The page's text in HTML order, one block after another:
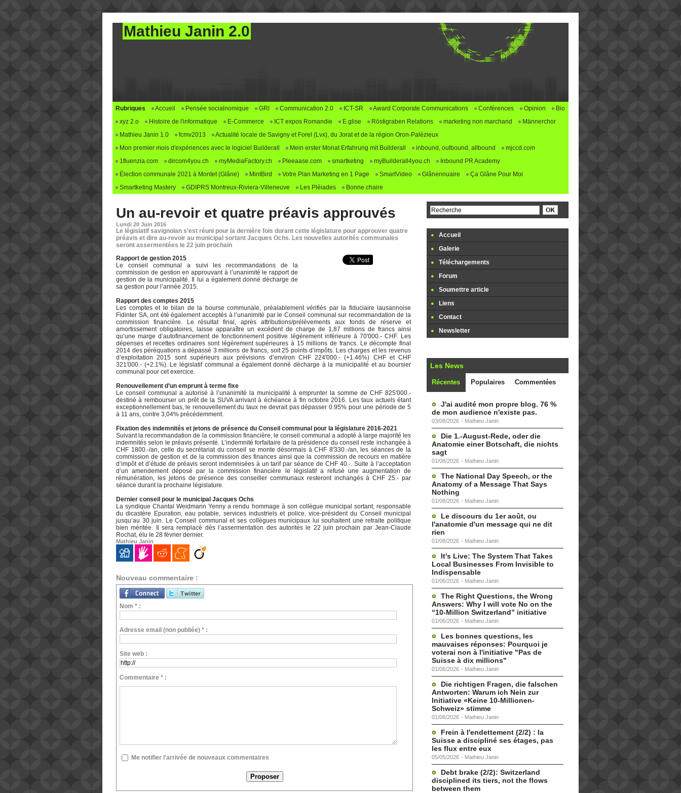
Mathieu Janin 2.0
Rubriques Accueil Pensée socialnomique GRI Communication 2.0 ICT-SR Award Corporate Communications Conférences Opinion
Bio
xyz 2.o
Histoire de l'informatique E-Commerce ICT expos Romandie E.glise Röstigraben Relations marketing non marchand
Männerchor
Mathieu Janin 1.0
fcmv2013
Actualité locale de Savigny et Forel (Lvx), du Jorat et de la région Oron-Palézieux
Mon premier mois d'expériences avec le logiciel Builderall
Mein erster Monat Erfahrung mit Builderall inbound, outbound, allbound
mjccd.com
1fluenzia.com
dircom4you.ch myMediaFactory.ch Pleeaase.com smartketing myBuilderall4you.ch
Inbound PR Academy
Élection communale 2021 à Montet (Glâne)
MintBird Votre Plan Marketing en 1 Page SmartVideo Glânennuaire
Ça Glâne Pour Moi
Smartketing Mastery
GDIPRS Montreux-Riviera-Villeneuve Les Pléiades Bonne chaire
Un au-revoir et quatre préavis approuvés
Lundi 20 Juin 2016
Le législatif savignolan s’est réuni pour la dernière fois durant cette législature pour approuver quatre
préavis et dire au-revoir au municipal sortant Jacques Ochs. Les nouvelles autorités communales
seront assermentées le 22 juin prochain
Rapport de gestion 2015
Le conseil communal a suivi les recommandations de la
commission de gestion en approuvant à l’unanimité le rapport de
gestion de la municipalité. Il lui a également donné décharge de
sa gestion pour l’année 2015.
Rapport des comptes 2015
Les comptes et le bilan de la bourse communale, préalablement vérifiés par la fiduciaire lausannoise
Fidinter SA, ont été également acceptés à l’unanimité par le Conseil communal sur recommandation de la
commission financière. Le résultat final, après attributions/prélèvements aux fonds de réserve et
amortissement obligatoires, laisse apparaître un excédent de charge de 1,87 millions de francs ainsi
qu’une marge d’autofinancement de fonctionnement positive légèrement inférieure à 70'000.- CHF. Les
dépenses et recettes ordinaires sont légèrement supérieures à 15 millions de francs. Le décompte final
2014 des péréquations a dépassé 3 millions de francs, soit 25 points d’impôts. Les charges et les revenus
d’exploitation 2015 sont supérieurs aux prévisions d’environ CHF 224'000.- (+1.46%) CHF et CHF
321'000.- (+2.1%). Le législatif communal a également donné décharge à la municipalité et au boursier
communal pour cet exercice.
Renouvellement d’un emprunt à terme fixe
Le conseil communal a autorisé à l’unanimité la municipalité à emprunter la somme de CHF 825'000.-
destiné à rembourser un prêt de la SUVA arrivant à échéance à fin octobre 2016. Les taux actuels étant
exceptionnellement bas, le renouvellement du taux ne devrait pas dépasser 0.95% pour une période de 5
à 11 ans, contre 3,04% précédemment.
Fixation des indemnités et jetons de présence du Conseil communal pour la législature 2016-2021
Suivant la recommandation de la commission financière, le conseil communal a adopté à large majorité les
indemnités selon le préavis présenté. L’indemnité forfaitaire de la présidence du conseil reste inchangée à
CHF 1800.-/an, celle du secrétariat du conseil se monte désormais à CHF 8'330.-/an, les séances de la
commission de gestion et de la commission des finances ainsi que la commission de recours en matière
d’impôt et d’étude de préavis seront indemnisées à un tarif par séance de CHF 40.-. Suite à l’acceptation
d’un amendement déposé par la commission financière le législatif a refusé une augmentation de
rémunération, les jetons de présence des conseiller communaux resteront inchangés à CHF 25.- par
séance durant la prochaine législature.
Dernier conseil pour le municipal Jacques Ochs
La syndique Chantal Weidmann Yenny a rendu hommage à son collègue municipal sortant, responsable
du dicastère Epuration, eau potable, services industriels et police, vice-président du Conseil municipal
jusqu’au 30 juin. Le Conseil communal et ses collègues municipaux lui souhaitent une retraite politique
bien méritée. Il sera remplacé dès l’assermentation des autorités le 22 juin prochain par Jean-Claude
Rochat, élu le 28 février dernier.
Mathieu Janin
Nouveau commentaire :
Nom * :
Adresse email (non publiée) * :
Site web :
Commentaire * :
Me notifier l'arrivée de nouveaux commentaires
Accueil
Galerie
Téléchargements
Forum
Soumettre article
Liens
Contact
Newsletter
Les News
Récentes Populaires Commentées
J'ai audité mon propre blog. 76 %
de mon audience n'existe pas.
03/08/2026 - Mathieu Janin
Die 1.-August-Rede, oder die
Anatomie einer Botschaft, die nichts
sagt
01/08/2026 - Mathieu Janin
The National Day Speech, or the
Anatomy of a Message That Says
Nothing
01/08/2026 - Mathieu Janin
Le discours du 1er août, ou
l'anatomie d'un message qui ne dit
rien
01/08/2026 - Mathieu Janin
It's Live: The System That Takes
Local Businesses From Invisible to
Indispensable
01/06/2026 - Mathieu Janin
The Right Questions, the Wrong
Answers: Why I will vote No on the
“10-Million Switzerland” initiative
01/06/2026 - Mathieu Janin
Les bonnes questions, les
mauvaises réponses: Pourquoi je
voterai non à l'initiative "Pas de
Suisse à dix millions"
01/06/2026 - Mathieu Janin
Die richtigen Fragen, die falschen
Antworten: Warum ich Nein zur
Initiative «Keine 10-Millionen-
Schweiz» stimme
01/06/2026 - Mathieu Janin
Frein à l'endettement (2/2) : la
Suisse a discipliné ses étages, pas
les flux entre eux
05/05/2026 - Mathieu Janin
Debt brake (2/2): Switzerland
disciplined its tiers, not the flows
between them